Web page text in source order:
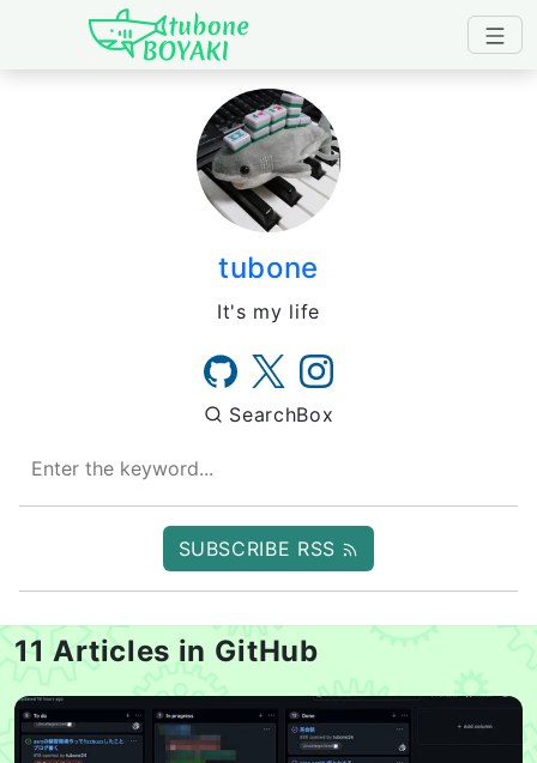
Japanese IT Developer's
tubone
It's my life
SearchBox
SUBSCRIBE RSS
11 Articles in GitHub
2022年はもっと生産的に過ごすためにGitHub Projectを